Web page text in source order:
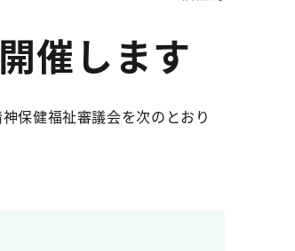
催します
保健福祉審議会を次のとおり